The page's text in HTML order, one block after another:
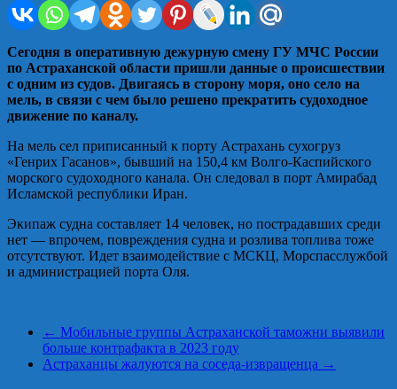
Сегодня в оперативную дежурную смену ГУ МЧС России
по Астраханской области пришли данные о происшествии
с одним из судов. Двигаясь в сторону моря, оно село на
мель, в связи с чем было решено прекратить судоходное
движение по каналу.
На мель сел приписанный к порту Астрахань сухогруз
«Генрих Гасанов», бывший на 150,4 км Волго-Каспийского
морского судоходного канала. Он следовал в порт Амирабад
Исламской республики Иран.
Экипаж судна составляет 14 человек, но пострадавших среди
нет — впрочем, повреждения судна и розлива топлива тоже
отсутствуют. Идет взаимодействие с МСКЦ, Морспасслужбой
и администрацией порта Оля.
← Мобильные группы Астраханской таможни выявили
больше контрафакта в 2023 году
Астраханцы жалуются на соседа-извращенца →